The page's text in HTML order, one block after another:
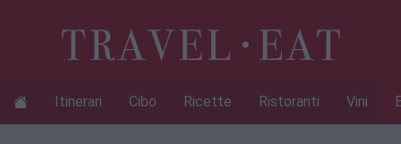
Itinerari Cibo Ricette Ristoranti Vini